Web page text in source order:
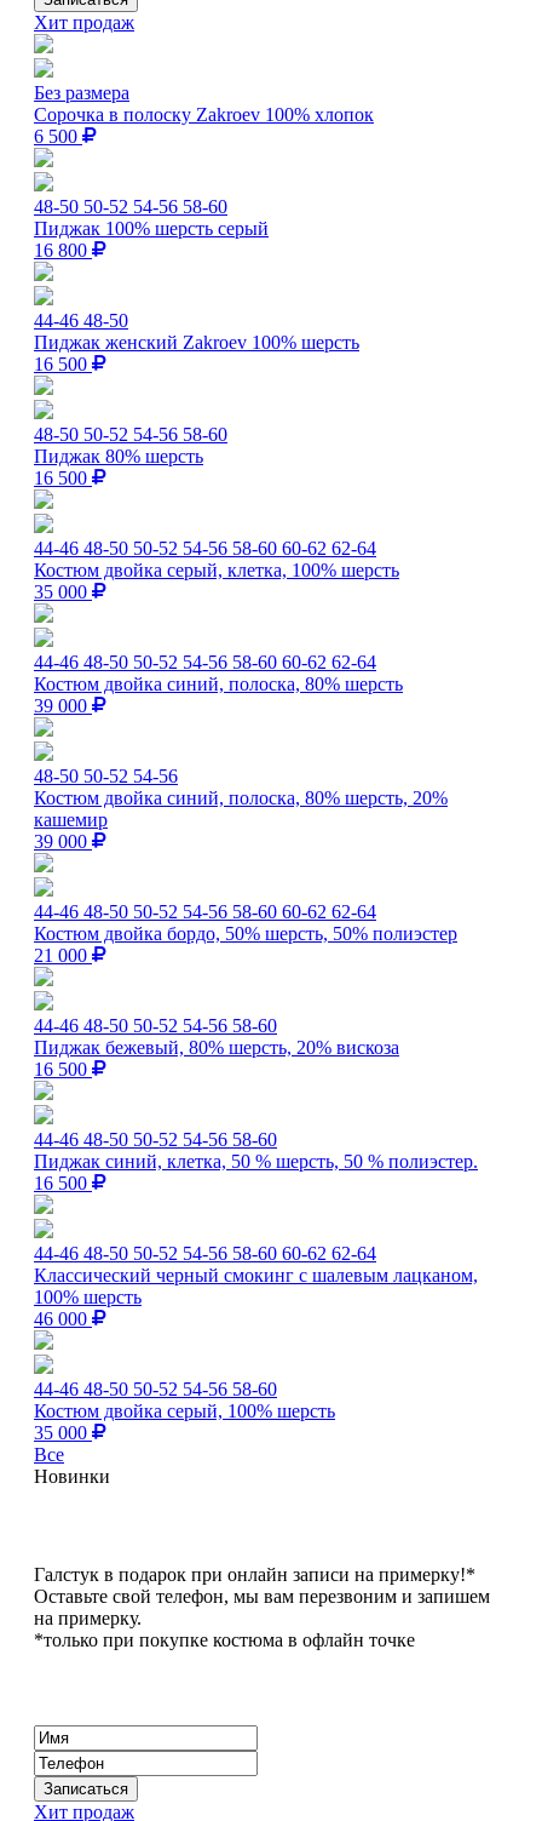
Хит продаж
Без размера
Сорочка в полоску Zakroev 100% хлопок
6 500
48-50 50-52 54-56 58-60
Пиджак 100% шерсть серый
16 800
44-46 48-50
Пиджак женский Zakroev 100% шерсть
16 500
48-50 50-52 54-56 58-60
Пиджак 80% шерсть
16 500
44-46 48-50 50-52 54-56 58-60 60-62 62-64
Костюм двойка серый, клетка, 100% шерсть
35 000
44-46 48-50 50-52 54-56 58-60 60-62 62-64
Костюм двойка синий, полоска, 80% шерсть
39 000
48-50 50-52 54-56
Костюм двойка синий, полоска, 80% шерсть, 20%
кашемир
39 000
44-46 48-50 50-52 54-56 58-60 60-62 62-64
Костюм двойка бордо, 50% шерсть, 50% полиэстер
21 000
44-46 48-50 50-52 54-56 58-60
Пиджак бежевый, 80% шерсть, 20% вискоза
16 500
44-46 48-50 50-52 54-56 58-60
Пиджак синий, клетка, 50 % шерсть, 50 % полиэстер.
16 500
44-46 48-50 50-52 54-56 58-60 60-62 62-64
Классический черный смокинг с шалевым лацканом,
100% шерсть
46 000
44-46 48-50 50-52 54-56 58-60
Костюм двойка серый, 100% шерсть
35 000
Все
Новинки
Галстук в подарок при онлайн записи на примерку!*
Оставьте свой телефон, мы вам перезвоним и запишем
на примерку.
*только при покупке костюма в офлайн точке
Хит продаж